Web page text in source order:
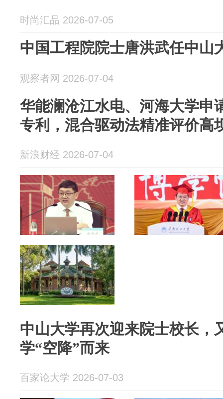
时尚汇品 2026-07-05
中国工程院院士唐洪武任中山
观察者网 2026-07-04
华能澜沧江水电、河海大学申
专利，混合驱动法精准评价高
新浪财经 2026-07-04
中山大学再次迎来院士校长，
学“空降”而来
百家论大学 2026-07-03